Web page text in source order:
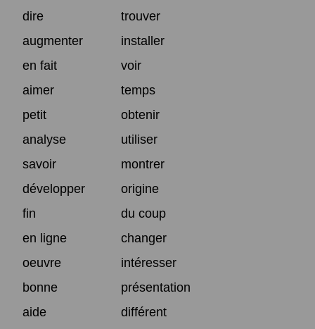
dire
trouver
augmenter
installer
en fait
voir
aimer
temps
petit
obtenir
analyse
utiliser
savoir
montrer
développer
origine
fin
du coup
en ligne
changer
oeuvre
intéresser
bonne
présentation
aide
différent